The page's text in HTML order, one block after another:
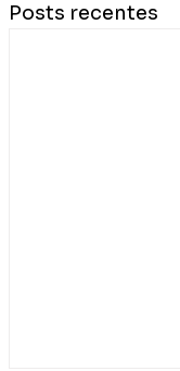
Posts recentes